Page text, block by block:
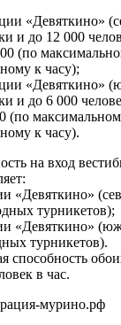
«Девяткино»
и до 12 000
(по
к часу);
«Девяткино»
и до 6 000
(по
к часу).
на вход
«Девяткино»
турникетов);
«Девяткино»
турникетов).
способность
в час.
мурино.рф